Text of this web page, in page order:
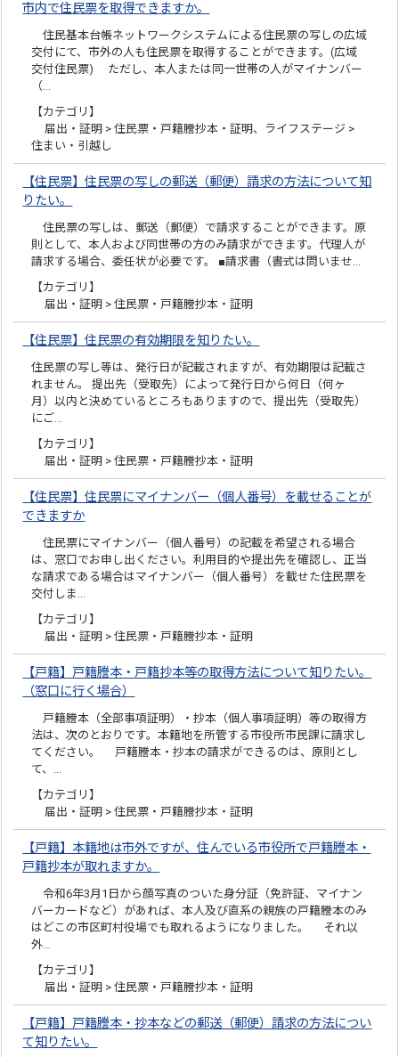
市内で住民票を取得できますか。
住民基本台帳ネットワークシステムによる住民票の写しの広域
交付にて、市外の人も住民票を取得することができます。(広域
交付住民票) ただし、本人または同一世帯の人がマイナンバー
（…
【カテゴリ】
届出・証明 > 住民票・戸籍謄抄本・証明、ライフステージ >
住まい・引越し
【住民票】住民票の写しの郵送（郵便）請求の方法について知
りたい。
住民票の写しは、郵送（郵便）で請求することができます。原
則として、本人および同世帯の方のみ請求ができます。代理人が
請求する場合、委任状が必要です。 ■請求書（書式は問いませ…
【カテゴリ】
届出・証明 > 住民票・戸籍謄抄本・証明
【住民票】住民票の有効期限を知りたい。
住民票の写し等は、発行日が記載されますが、有効期限は記載さ
れません。 提出先（受取先）によって発行日から何日（何ヶ
月）以内と決めているところもありますので、提出先（受取先）
にご…
【カテゴリ】
届出・証明 > 住民票・戸籍謄抄本・証明
【住民票】住民票にマイナンバー（個人番号）を載せることが
できますか
住民票にマイナンバー（個人番号）の記載を希望される場合
は、窓口でお申し出ください。利用目的や提出先を確認し、正当
な請求である場合はマイナンバー（個人番号）を載せた住民票を
交付しま…
【カテゴリ】
届出・証明 > 住民票・戸籍謄抄本・証明
【戸籍】戸籍謄本・戸籍抄本等の取得方法について知りたい。
（窓口に行く場合）
戸籍謄本（全部事項証明）・抄本（個人事項証明）等の取得方
法は、次のとおりです。本籍地を所管する市役所市民課に請求し
てください。 戸籍謄本・抄本の請求ができるのは、原則とし
て、…
【カテゴリ】
届出・証明 > 住民票・戸籍謄抄本・証明
【戸籍】本籍地は市外ですが、住んでいる市役所で戸籍謄本・
戸籍抄本が取れますか。
令和6年3月1日から顔写真のついた身分証（免許証、マイナン
バーカードなど）があれば、本人及び直系の親族の戸籍謄本のみ
はどこの市区町村役場でも取れるようになりました。 それ以
外…
【カテゴリ】
届出・証明 > 住民票・戸籍謄抄本・証明
【戸籍】戸籍謄本・抄本などの郵送（郵便）請求の方法につい
て知りたい。